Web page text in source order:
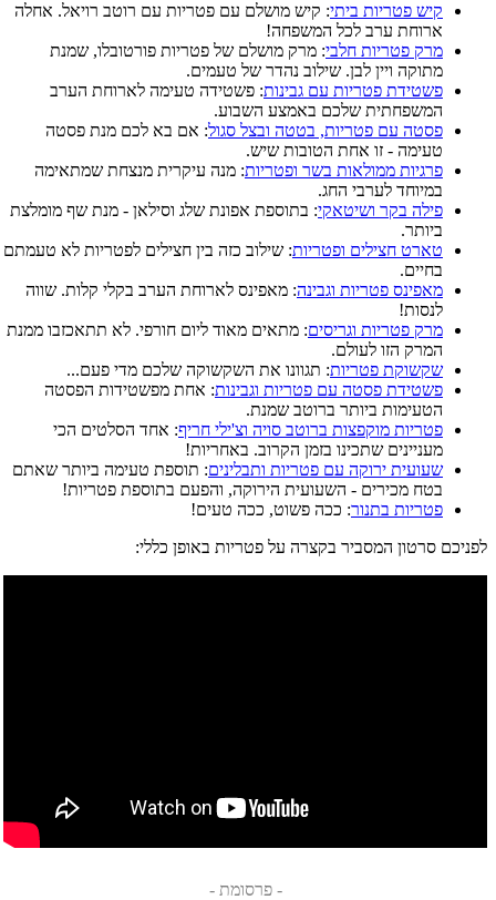
קיש פטריות ביתי: קיש מושלם עם פטריות עם רוטב רויאל. אחלה
ארוחת ערב לכל המשפחה!
מרק פטריות חלבי: מרק מושלם של פטריות פורטובלו, שמנת
מתוקה ויין לבן. שילוב נהדר של טעמים.
פשטידת פטריות עם גבינות: פשטידה טעימה לארוחת הערב
המשפחתית שלכם באמצע השבוע.
פסטה עם פטריות, בטטה ובצל סגול: אם בא לכם מנת פסטה
טעימה - זו אחת הטובות שיש.
פרגיות ממולאות בשר ופטריות: מנה עיקרית מנצחת שמתאימה
במיוחד לערבי החג.
פילה בקר ושיטאקי: בתוספת אפונת שלג וסילאן - מנת שף מומלצת
ביותר.
טארט חצילים ופטריות: שילוב כזה בין חצילים לפטריות לא טעמתם
בחיים.
מאפינס פטריות וגבינה: מאפינס לארוחת הערב בקלי קלות. שווה
לנסות!
מרק פטריות וגריסים: מתאים מאוד ליום חורפי. לא תתאכזבו ממנת
המרק הזו לעולם.
שקשוקת פטריות: תגוונו את השקשוקה שלכם מדי פעם...
פשטידת פסטה עם פטריות וגבינות: אחת מפשטידות הפסטה
הטעימות ביותר ברוטב שמנת.
פטריות מוקפצות ברוטב סויה וצ'ילי חריף: אחד הסלטים הכי
מעניינים שתכינו בזמן הקרוב. באחריות!
שעועית ירוקה עם פטריות ותבלינים: תוספת טעימה ביותר שאתם
בטח מכירים - השעועית הירוקה, והפעם בתוספת פטריות!
פטריות בתנור: ככה פשוט, ככה טעים!
לפניכם סרטון המסביר בקצרה על פטריות באופן כללי:
- פרסומת -